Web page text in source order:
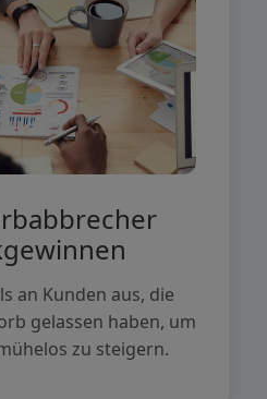
an Kunden aus, die
gelassen haben, um
zu steigern.